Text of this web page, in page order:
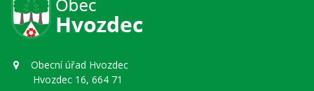
Obecní úřad Hvozdec
Hvozdec 16, 664 71